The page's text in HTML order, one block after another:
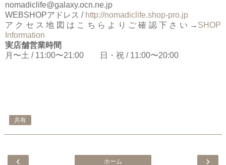
nomadiclife@galaxy.ocn.ne.jp
WEBSHOPアドレス / http://nomadiclife.shop-pro.jp
アクセス地図はこちらよりご確認下さい→ SHOP
Information
実店舗営業時間
月〜土 / 11:00〜21:00 日・祝 / 11:00〜20:00
共有
‹ ›
ホーム